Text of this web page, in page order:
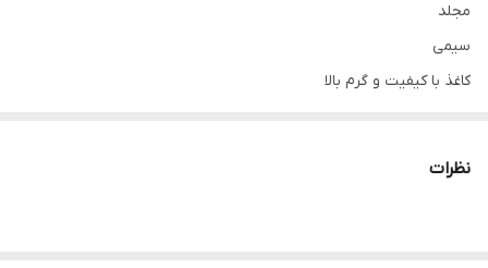
مجلد
سیمی
کاغذ با کیفیت و گرم بالا
نظرات